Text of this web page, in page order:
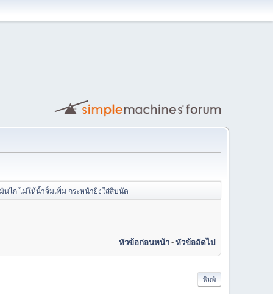
ไก่ ไม่ให้น้ำจิ้มเพิ่ม กระหน่ำยิงใส่สิบนัด
หัวข้อก่อนหน้า-หัวข้อถัดไป
พิมพ์